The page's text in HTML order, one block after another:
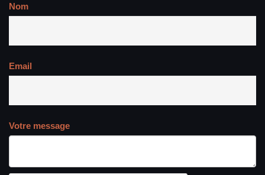
Nom
Email
Votre message